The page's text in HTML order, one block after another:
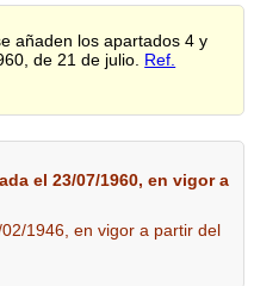
añaden los apartados 4 y
de 21 de julio. Ref.
el 23/07/1960, en vigor a
1946, en vigor a partir del